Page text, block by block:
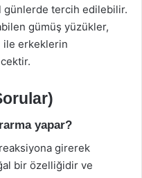
günlerde tercih edilebilir.
gümüş yüzükler,
ile erkeklerin
yapar?
girerek
bir özelliğidir ve